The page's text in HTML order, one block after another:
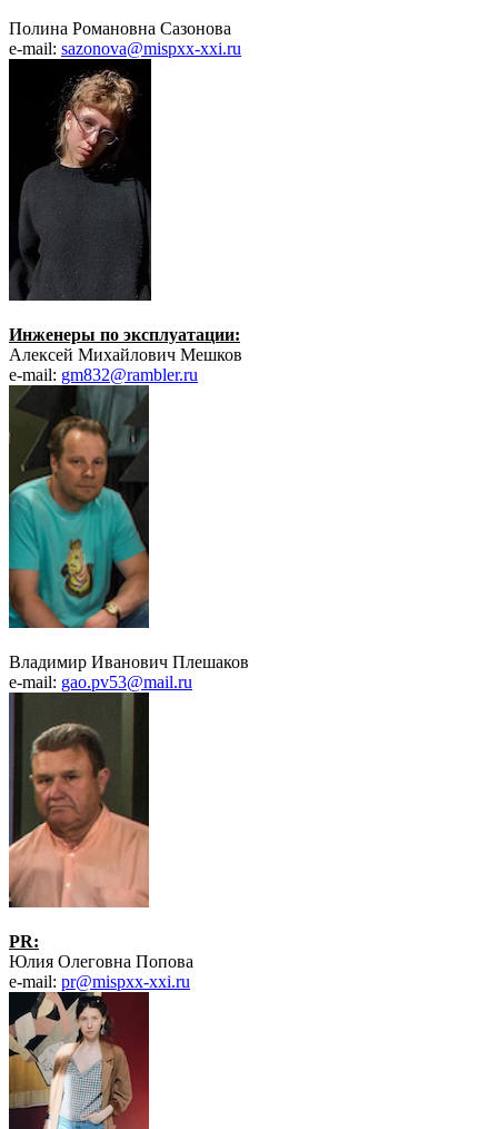
Полина Романовна Сазонова
e-mail: sazonova@mispxx-xxi.ru
Инженеры по эксплуатации:
Алексей Михайлович Мешков
e-mail: gm832@rambler.ru
Владимир Иванович Плешаков
e-mail: gao.pv53@mail.ru
PR:
Юлия Олеговна Попова
e-mail: pr@mispxx-xxi.ru